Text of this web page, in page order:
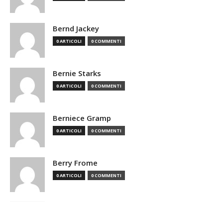
Bernd Jackey
0 ARTICOLI 0 COMMENTI
Bernie Starks
0 ARTICOLI 0 COMMENTI
Berniece Gramp
0 ARTICOLI 0 COMMENTI
Berry Frome
0 ARTICOLI 0 COMMENTI